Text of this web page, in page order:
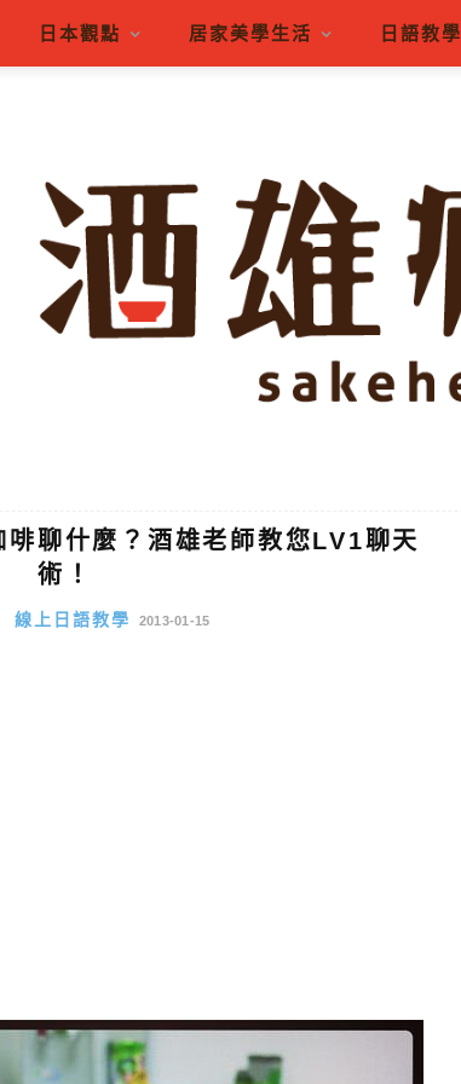
日本觀點 居家美學生活 日語教學
聊什麼？酒雄老師教您LV1聊天
術！
線上日語教學 2013-01-15